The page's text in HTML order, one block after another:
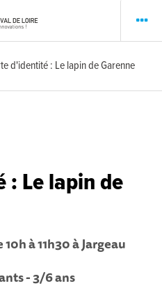
d'identité : Le lapin de Garenne
Le lapin de
à 11h30 à Jargeau
- 3/6 ans